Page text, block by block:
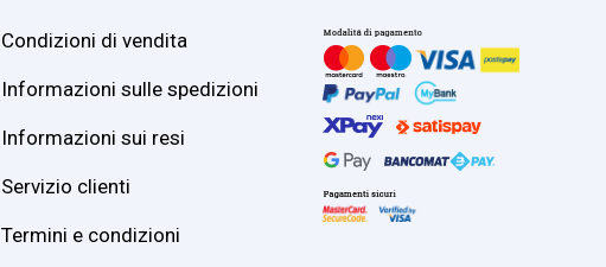
Condizioni di vendita
Informazioni sulle spedizioni
Informazioni sui resi
Servizio clienti
Termini e condizioni